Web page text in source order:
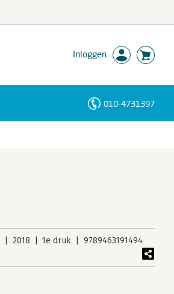
Inloggen
010-4731397
2018 1e druk 9789463191494